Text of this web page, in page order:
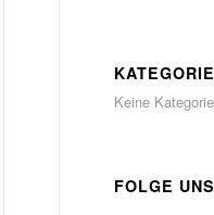
Keine
FOLGE